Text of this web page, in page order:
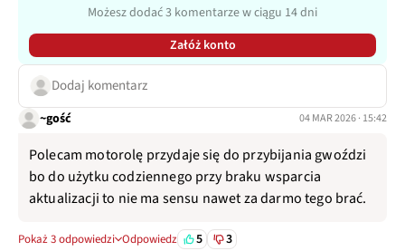
Możesz dodać 3 komentarze w ciągu 14 dni
Załóż konto
Dodaj komentarz
~gość 04 MAR 2026 · 15:42
Polecam motorolę przydaje się do przybijania gwoździ
bo do użytku codziennego przy braku wsparcia
aktualizacji to nie ma sensu nawet za darmo tego brać.
Pokaż 3 odpowiedzi Odpowiedz 5 3